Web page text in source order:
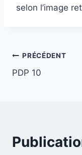
selon l’image
Navigation
de
PRÉCÉDENT
PDP 10